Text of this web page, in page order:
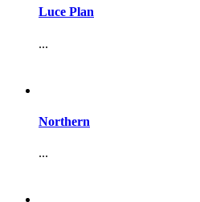
Luce Plan
...
Northern
...